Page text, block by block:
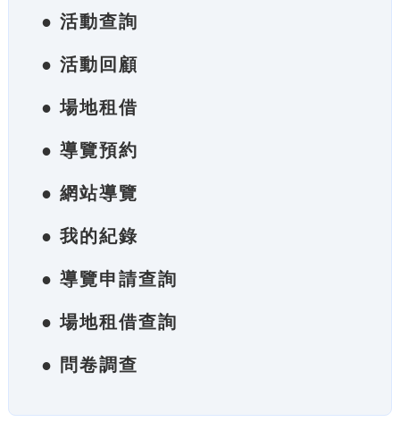
● 活動查詢
● 活動回顧
● 場地租借
● 導覽預約
● 網站導覽
● 我的紀錄
● 導覽申請查詢
● 場地租借查詢
● 問卷調查